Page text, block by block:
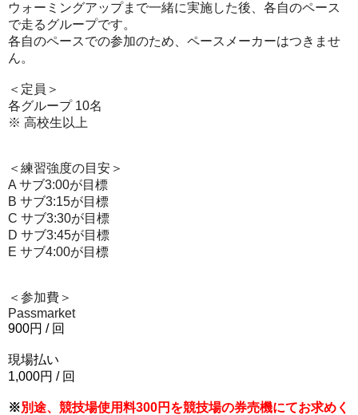
ウォーミングアップまで一緒に実施した後、各自のペース
で走るグループです。
各自のペースでの参加のため、ペースメーカーはつきませ
ん。
＜定員＞
各グループ 10名
※ 高校生以上
＜練習強度の目安＞
A サブ3:00が目標
B サブ3:15が目標
C サブ3:30が目標
D サブ3:45が目標
E サブ4:00が目標
＜参加費＞
Passmarket
900円 / 回
現場払い
1,000円 / 回
※別途、競技場使用料300円を競技場の券売機にてお求めく